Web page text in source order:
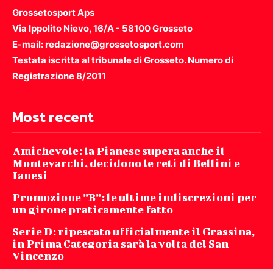
Grossetosport Aps
Via Ippolito Nievo, 16/A - 58100 Grosseto
E-mail: redazione@grossetosport.com
Testata iscritta al tribunale di Grosseto. Numero di
Registrazione 8/2011
Most recent
Amichevole: la Pianese supera anche il
Montevarchi, decidono le reti di Bellini e
Ianesi
Promozione ”B”: le ultime indiscrezioni per
un girone praticamente fatto
Serie D: ripescato ufficialmente il Grassina,
in Prima Categoria sarà la volta del San
Vincenzo